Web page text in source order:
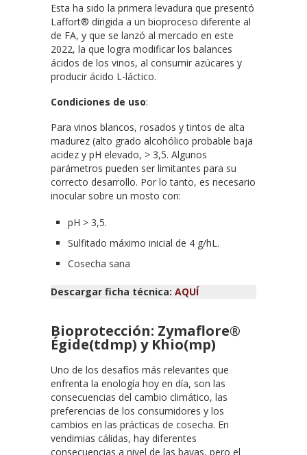
Esta ha sido la primera levadura que presentó
Laffort® dirigida a un bioproceso diferente al
de FA, y que se lanzó al mercado en este
2022, la que logra modificar los balances
ácidos de los vinos, al consumir azúcares y
producir ácido L-láctico.
Condiciones de uso:
Para vinos blancos, rosados y tintos de alta
madurez (alto grado alcohólico probable baja
acidez y pH elevado, > 3,5. Algunos
parámetros pueden ser limitantes para su
correcto desarrollo. Por lo tanto, es necesario
inocular sobre un mosto con:
pH > 3,5.
Sulfitado máximo inicial de 4 g/hL.
Cosecha sana
Descargar ficha técnica: AQUÍ
Bioprotección: Zymaflore®
Égide(tdmp) y Khio(mp)
Uno de los desafíos más relevantes que
enfrenta la enología hoy en día, son las
consecuencias del cambio climático, las
preferencias de los consumidores y los
cambios en las prácticas de cosecha. En
vendimias cálidas, hay diferentes
consecuencias a nivel de las bayas, pero el